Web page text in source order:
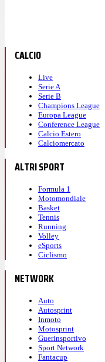
CALCIO
Live
Serie A
Serie B
Champions League
Europa League
Conference League
Calcio Estero
Calciomercato
ALTRI SPORT
Formula 1
Motomondiale
Basket
Tennis
Running
Volley
eSports
Ciclismo
NETWORK
Auto
Autosprint
Inmoto
Motosprint
Guerinsportivo
Sport Network
Fantacup